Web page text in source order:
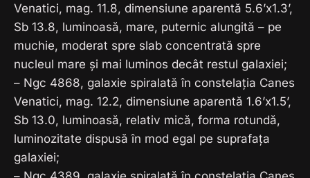
Venatici, mag. 11.8, dimensiune aparentă 5.6’x1.3’,
Sb 13.8, luminoasă, mare, puternic alungită – pe
muchie, moderat spre slab concentrată spre
nucleul mare și mai luminos decât restul galaxiei;
– Ngc 4868, galaxie spiralată în constelația Canes
Venatici, mag. 12.2, dimensiune aparentă 1.6’x1.5’,
Sb 13.0, luminoasă, relativ mică, forma rotundă,
luminozitate dispusă în mod egal pe suprafața
galaxiei;